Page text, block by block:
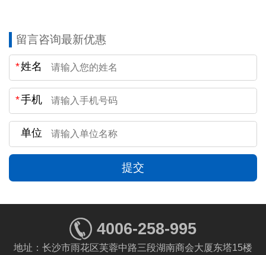
③可根据设定的工程类别，自动选择取费计算程序。
02 定额调用，智能排序
①支持不同专业定额相互调用，不会出现配合比与机
械台班不能分解的情况；
②支持单价根据编码、名称、单价、取费等规则自动
排序；
③支持工料机根据编码、名称、单位、消耗量、材料
税率等参数自动排序。
电风水价分析，选取对应机械后，可自动对机械台班
库中的台班进行分析计算。
留言咨询最新优惠
*姓名
*手机
单位
提交
4006-258-995
地址：长沙市雨花区芙蓉中路三段湖南商会大厦东塔15楼